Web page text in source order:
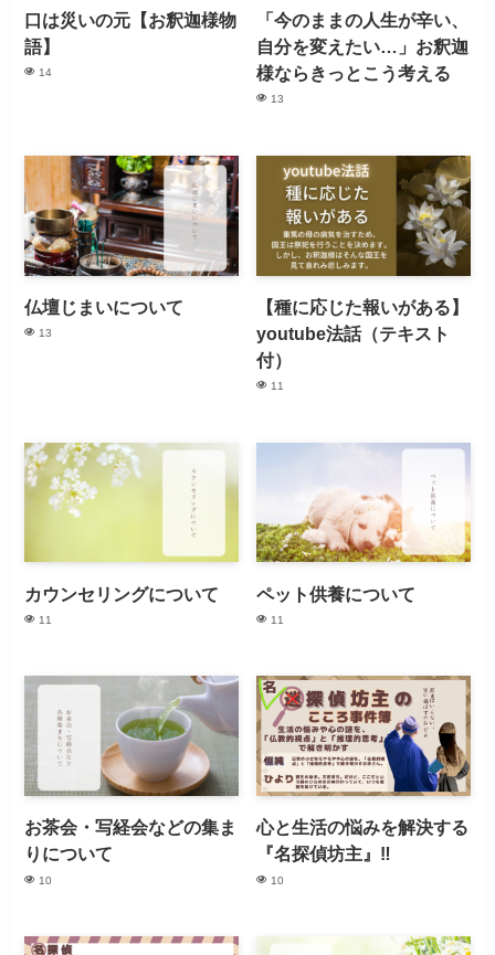
口は災いの元【お釈迦様物
語】
14
「今のままの人生が辛い、
自分を変えたい…」お釈迦
様ならきっとこう考える
13
仏壇じまいについて
13
【種に応じた報いがある】
youtube法話（テキスト
付）
11
カウンセリングについて
11
ペット供養について
11
お茶会・写経会などの集ま
りについて
10
心と生活の悩みを解決する
『名探偵坊主』‼
10